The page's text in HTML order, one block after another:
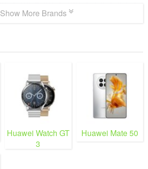
Show More Brands
Huawei Watch GT
3
Huawei Mate 50